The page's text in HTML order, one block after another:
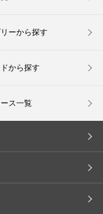
ーから探す
から探す
ス一覧